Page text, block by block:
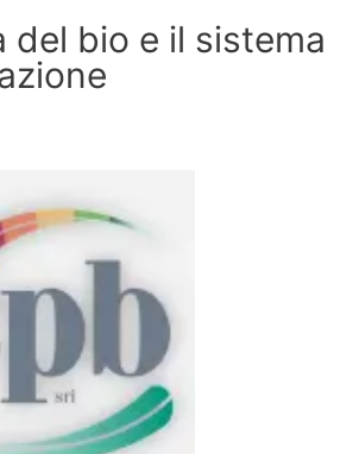
del bio e il sistema